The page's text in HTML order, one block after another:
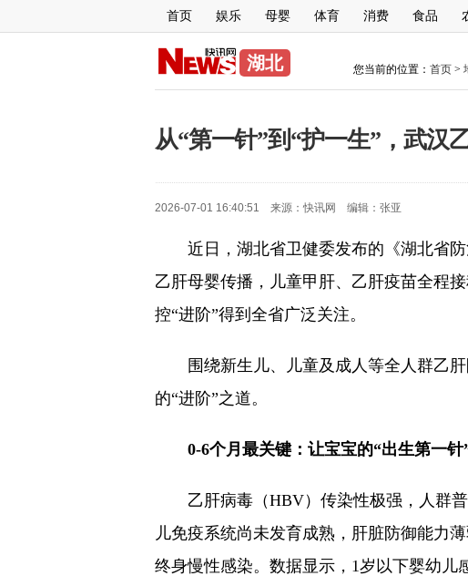
首页 娱乐 母婴 体育 消费 食品
湖北 您当前的位置： 首页>
从“第一针”到“护一生”，武汉
2026-07-01 16:40:51 来源：快讯网 编辑： 张亚
近日，湖北省卫健委发布的《湖北省
乙肝母婴传播，儿童甲肝、乙肝疫苗全程
控“进阶”得到全省广泛关注。
围绕新生儿、儿童及成人等全人群乙
的“进阶”之道。
0-6个月最关键：让宝宝的“出生第一
乙肝病毒（HBV）传染性极强，人群
儿免疫系统尚未发育成熟，肝脏防御能力
终身慢性感染。数据显示，1岁以下婴幼儿